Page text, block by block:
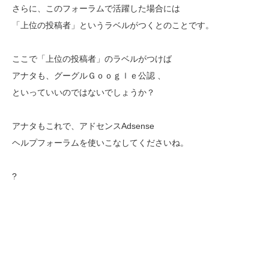
さらに、このフォーラムで活躍した場合には
「上位の投稿者」というラベルがつくとのことです。
ここで「上位の投稿者」のラベルがつけば
アナタも、グーグルＧｏｏｇｌｅ公認 、
といっていいのではないでしょうか？
アナタもこれで、アドセンスAdsense
ヘルプフォーラムを使いこなしてくださいね。
?